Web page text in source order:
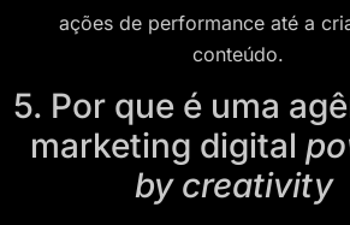
ações de performance até a
conteúdo.
5. Por que é uma
marketing digital
by creativity